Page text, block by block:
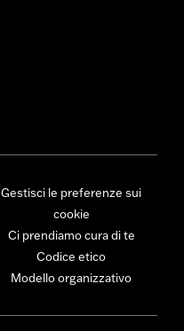
Gestisci le preferenze sui
cookie
Ci prendiamo cura di te
Codice etico
Modello organizzativo